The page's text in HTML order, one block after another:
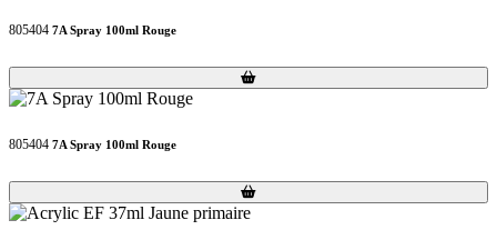
805404 7A Spray 100ml Rouge
Loading...
Loading...
805404 7A Spray 100ml Rouge
Loading...
Loading...